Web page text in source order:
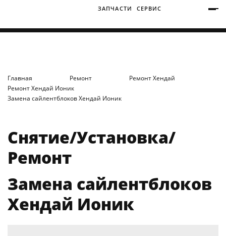
ЗАПЧАСТИ СЕРВИС
Главная Ремонт
Ремонт Хендай
Ремонт Хендай Ионик
Замена сайлентблоков Хендай Ионик
Снятие/Установка/
Ремонт
Замена сайлентблоков
Хендай Ионик